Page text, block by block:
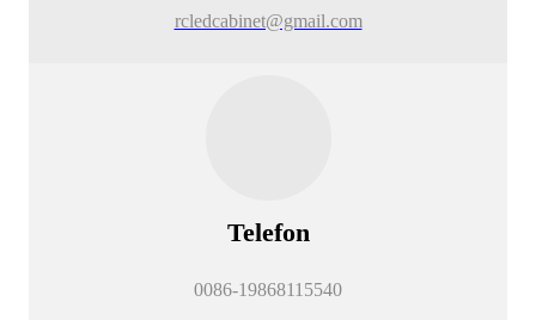
rcledcabinet@gmail.com
Telefon
0086-19868115540